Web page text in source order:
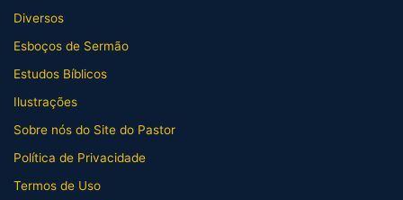
Diversos
Esboços de Sermão
Estudos Bíblicos
Ilustrações
Sobre nós do Site do Pastor
Política de Privacidade
Termos de Uso